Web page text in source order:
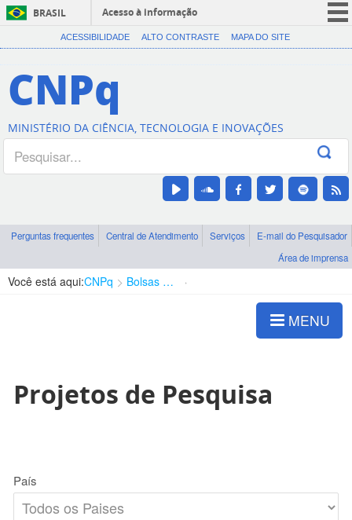
BRASIL
Acesso à informação
CORONAVÍRUS (COVID-19)
Canais
ACESSIBILIDADE ALTO CONTRASTE MAPA DO SITE
CNPq
MINISTÉRIO DA CIÊNCIA, TECNOLOGIA E INOVAÇÕES
Perguntas frequentes Central de Atendimento Serviços
E-mail do Pesquisador
Área de imprensa
Você está aqui:CNPq Bolsas e Auxílios Vigentes
MENU
Projetos de Pesquisa
País